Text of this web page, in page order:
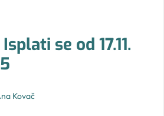
se od 17.11.
Kovač